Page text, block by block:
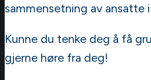
sammensetning av ansatte
Kunne du tenke deg å få
gjerne høre fra deg!